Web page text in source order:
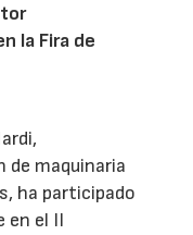
la Fira de
de maquinaria
ha participado
en el II